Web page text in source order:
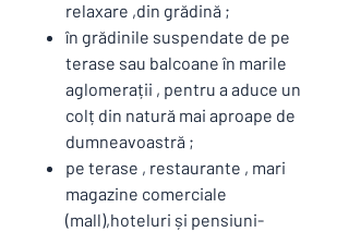
relaxare ,din grădină ;
în grădinile suspendate de pe
terase sau balcoane în marile
aglomerații , pentru a aduce un
colț din natură mai aproape de
dumneavoastră ;
pe terase , restaurante , mari
magazine comerciale
(mall),hoteluri și pensiuni-